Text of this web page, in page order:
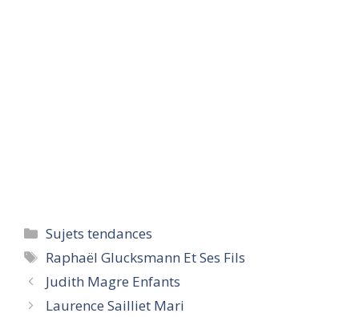
Categories
Sujets tendances
Tags
Raphaël Glucksmann Et Ses Fils
Judith Magre Enfants
Laurence Sailliet Mari